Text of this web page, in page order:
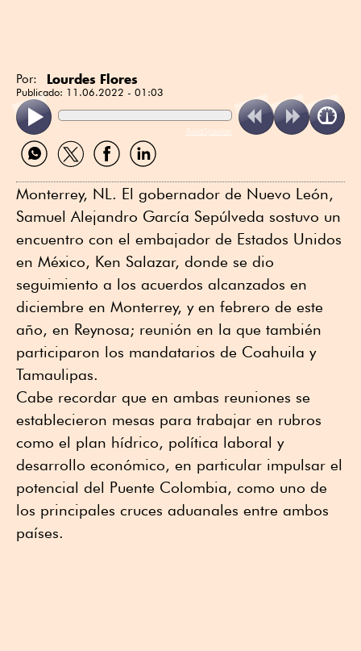
Por: Lourdes Flores
Publicado: 11.06.2022 - 01:03
ReadSpeaker
Compartir
por
Compartir
por
Compartir
por
Compartir
por
Monterrey, NL. El gobernador de Nuevo León,
Samuel Alejandro García Sepúlveda sostuvo un
encuentro con el embajador de Estados Unidos
en México, Ken Salazar, donde se dio
seguimiento a los acuerdos alcanzados en
diciembre en Monterrey, y en febrero de este
año, en Reynosa; reunión en la que también
participaron los mandatarios de Coahuila y
Tamaulipas.
Cabe recordar que en ambas reuniones se
establecieron mesas para trabajar en rubros
como el plan hídrico, política laboral y
desarrollo económico, en particular impulsar el
potencial del Puente Colombia, como uno de
los principales cruces aduanales entre ambos
países.